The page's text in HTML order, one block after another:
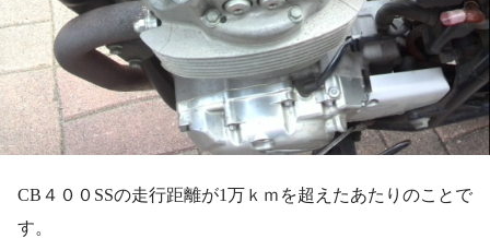
CB４００SSの走行距離が1万ｋｍを超えたあたりのことで
す。